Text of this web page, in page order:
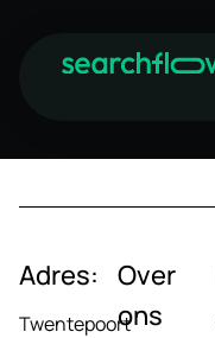
Adres:
Twentepoort
Over
ons